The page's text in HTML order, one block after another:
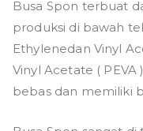
Busa Spon terbuat
produksi di bawah
Ethylenedan Vinyl
Vinyl Acetate (
bebas dan memiliki